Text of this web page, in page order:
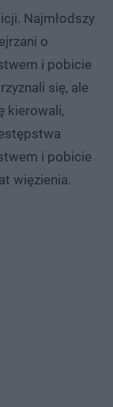
Najmłodszy
o
i pobicie
się, ale
kierowali,
i pobicie
więzienia.